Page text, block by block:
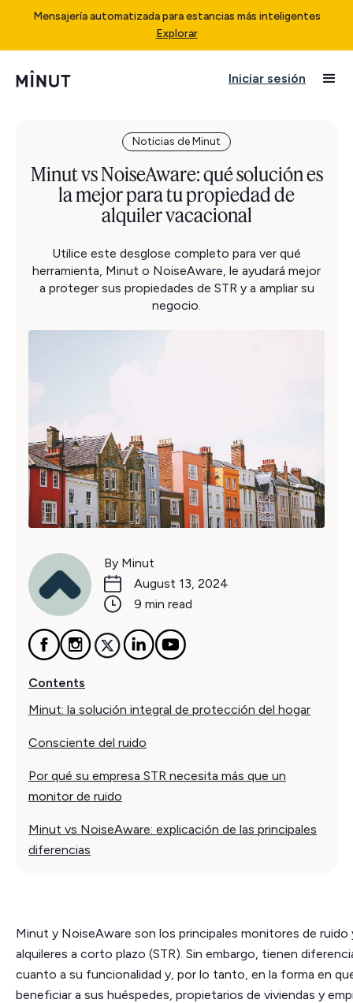
Mensajería automatizada para estancias más inteligentes
Explorar
Iniciar sesión
Noticias de Minut
Minut vs NoiseAware: qué solución es
la mejor para tu propiedad de
alquiler vacacional
Utilice este desglose completo para ver qué
herramienta, Minut o NoiseAware, le ayudará mejor
a proteger sus propiedades de STR y a ampliar su
negocio.
By Minut
August 13, 2024
9 min read
Contents
Minut: la solución integral de protección del hogar
Consciente del ruido
Por qué su empresa STR necesita más que un
monitor de ruido
Minut vs NoiseAware: explicación de las principales
diferencias
Minut y NoiseAware son los principales monitores de ruido
alquileres a corto plazo (STR). Sin embargo, tienen
cuanto a su funcionalidad y, por lo tanto, en la forma en
beneficiar a sus huéspedes, propietarios de viviendas y